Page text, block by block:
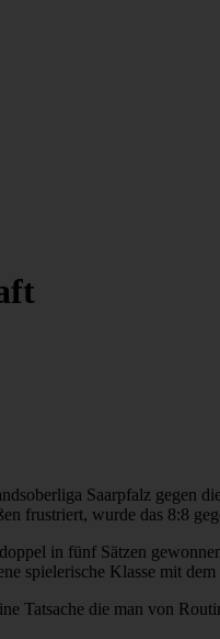
Saarpfalz gegen
frustriert, wurde das 8:8
in fünf Sätzen
spielerische Klasse mit
Tatsache die man von